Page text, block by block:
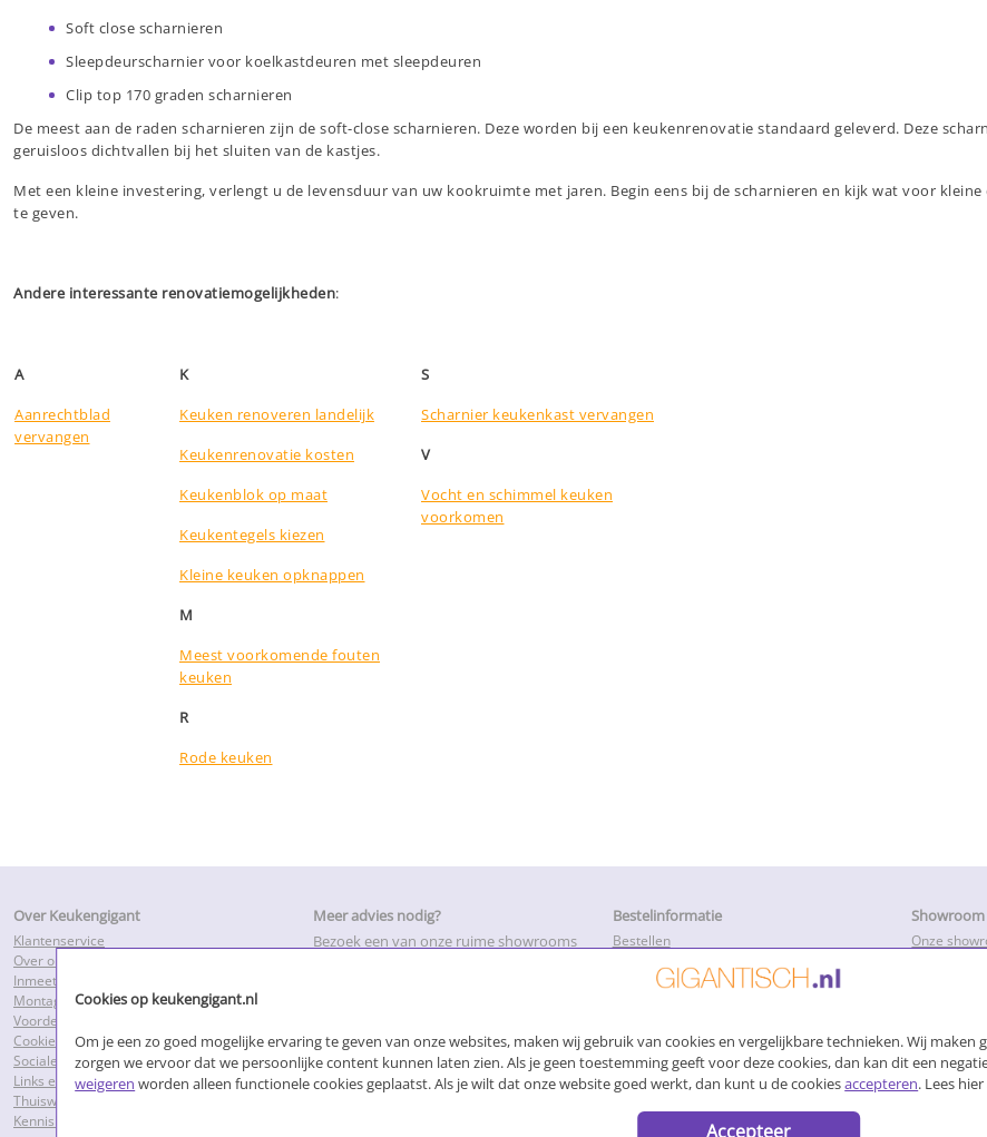
Cookies op keukengigant.nl
Om je een zo goed mogelijke ervaring te geven van onze websites, maken wij gebruik van cookies en vergelijkbare technieken. Wij
zorgen we ervoor dat we persoonlijke content kunnen laten zien. Als je geen toestemming geeft voor deze cookies, dan kan dit een
weigeren worden alleen functionele cookies geplaatst. Als je wilt dat onze website goed werkt, dan kunt u de cookiesaccepteren. Lees
Accepteer
Soft close scharnieren
Sleepdeurscharnier voor koelkastdeuren met sleepdeuren
Clip top 170 graden scharnieren
De meest aan de raden scharnieren zijn de soft-close scharnieren. Deze worden bij een keukenrenovatie standaard geleverd. Deze
geruisloos dichtvallen bij het sluiten van de kastjes.
Met een kleine investering, verlengt u de levensduur van uw kookruimte met jaren. Begin eens bij de scharnieren en kijk wat voor
te geven.
Andere interessante renovatiemogelijkheden:
A
Aanrechtblad
vervangen
K
Keuken renoveren landelijk
Keukenrenovatie kosten
Keukenblok op maat
Keukentegels kiezen
Kleine keuken opknappen
M
Meest voorkomende fouten
keuken
R
Rode keuken
S
Scharnier keukenkast vervangen
V
Vocht en schimmel keuken
voorkomen
Over Keukengigant
Klantenservice
Over ons
Inmeetservice
Montageservice
Voordelen Keukengigant.nl
Cookies
Sociale media
Links en partners
Thuiswinkel Waarborg
Kennisbank
Meer advies nodig?
Bezoek een van onze ruime showrooms
Bestelinformatie
Bestellen
Levertijd en productietijd
Voorwaarden
Garantie en herroepinsrecht
Privacybeleid
Showroom
Onze
Login